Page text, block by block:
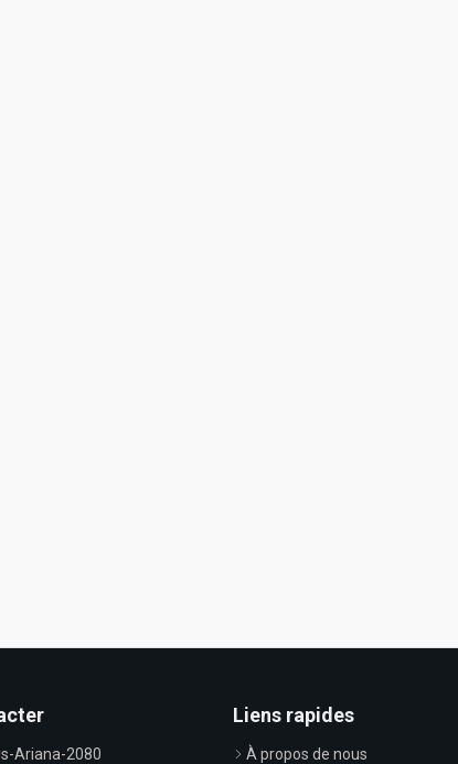
Ariana-2080
Liens rapides
À propos de nous